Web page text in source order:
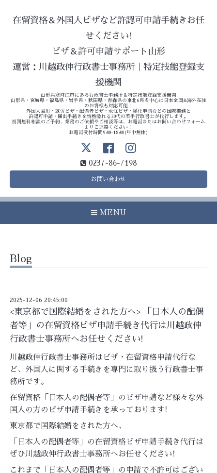
在留資格＆外国人ビザなど許認可申請手続きお任
せください!
ビザ＆許可申請サポート山形
運営：川越政伸行政書士事務所｜特定技能登録支
援機関
山形県寒河江市にある行政書士事務所＆特定技能登録支援機関
山形県・宮城県・福島県・岩手県・秋田県・青森県の東北6県を中心に日本全国&海外在住
のお客様も対応可能！
外国人雇用・就労ビザ・配偶者ビザ・永住ビザ・帰化申請などの国際業務と
許認可申請・届出手続きを情熱溢れる30代の若手行政書士が代行します。
初回無料相談のご予約、業務のご依頼やご相談等は、お電話またはお問い合わせフォーム
よりご連絡ください！
お電話受付時間9:00-18:00(年中無休)
0237-86-7198
お問い合わせ
MENU
Blog
2025-12-06 20:45:00
<東京都で国際結婚をされた方へ> 「日本人の配偶
者等」の在留資格ビザ申請手続き代行は川越政伸
行政書士事務所へお任せください!
川越政伸行政書士事務所はビザ・在留資格申請代行な
ど、外国人に関する手続きを専門に取り扱う行政書士事
務所です。
在留資格「日本人の配偶者等」のビザ申請など様々な外
国人の方のビザ申請手続きを承っております!
東京都で国際結婚をされた方へ、
「日本人の配偶者等」の在留資格ビザ申請手続き代行は
ぜひ川越政伸行政書士事務所へお任せください!
これまで「日本人の配偶者等」の申請で不許可はござい